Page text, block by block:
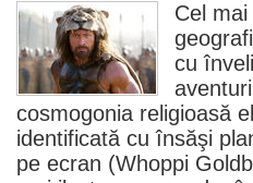
Cel
cu
cosmogonia religioasă
identificată cu însăşi
pe ecran (Whoppi